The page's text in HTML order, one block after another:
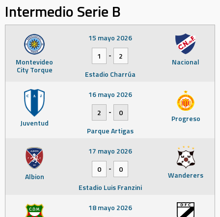
Intermedio Serie B
Montevideo
City Torque
Nacional
15 mayo 2026
1
-
2
Estadio Charrúa
Juventud Progreso
16 mayo 2026
2
-
0
Parque Artigas
Albion Wanderers
17 mayo 2026
0
-
0
Estadio Luis Franzini
18 mayo 2026